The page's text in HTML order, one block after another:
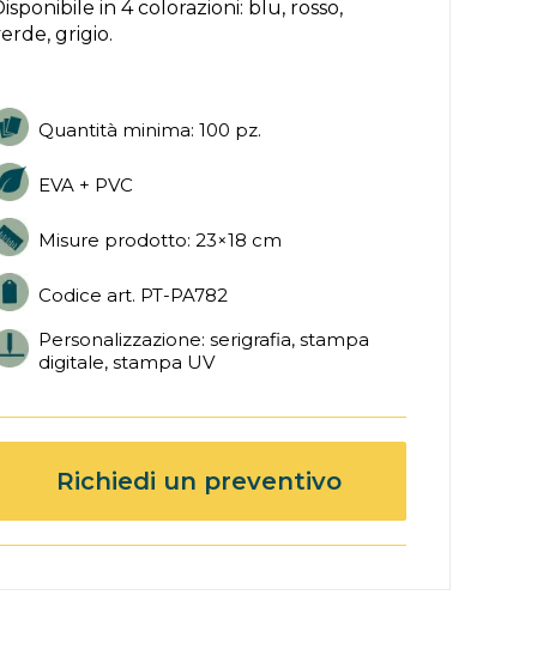
in 4 colorazioni: blu, rosso,
grigio.
Quantità minima: 100 pz.
EVA + PVC
Misure prodotto: 23×18 cm
Codice art. PT-PA782
Personalizzazione: serigrafia, stampa
digitale, stampa UV
Richiedi un preventivo